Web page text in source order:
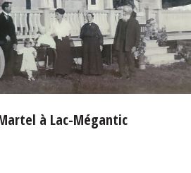
à Lac-Mégantic